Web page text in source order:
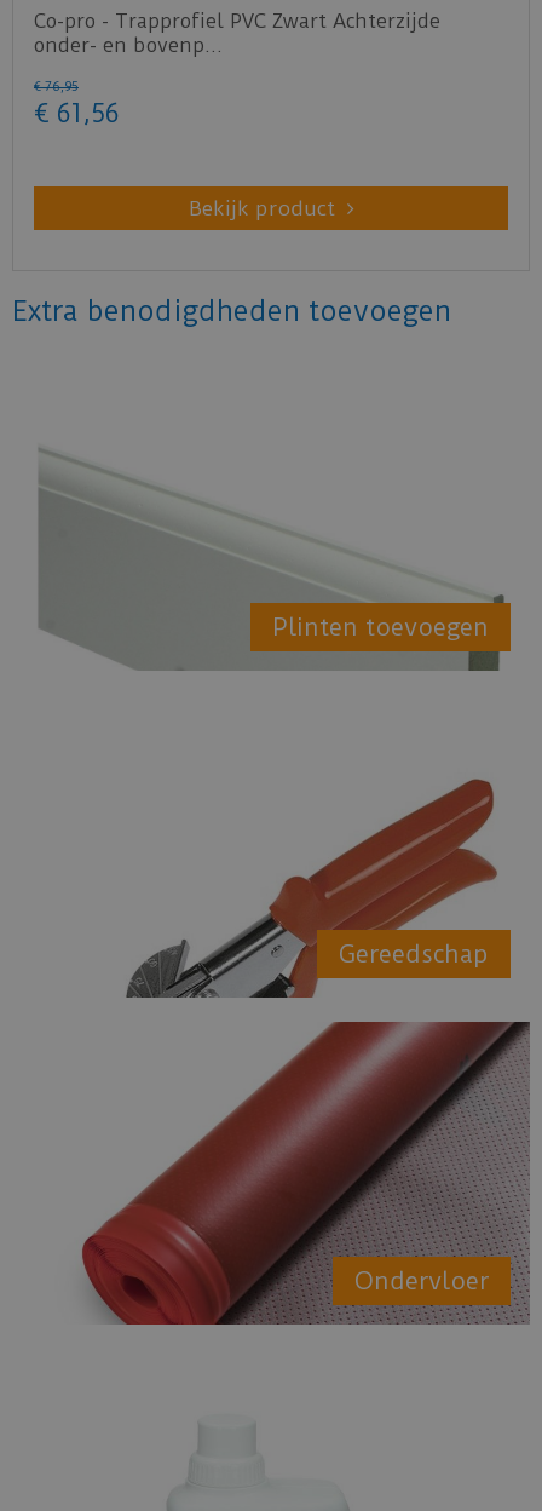
Co-pro - Trapprofiel PVC Zwart Achterzijde
onder- en bovenp…
€ 76,95
€ 61 ,56
Bekijk product
Extra benodigdheden toevoegen
Plinten toevoegen
Gereedschap
Ondervloer